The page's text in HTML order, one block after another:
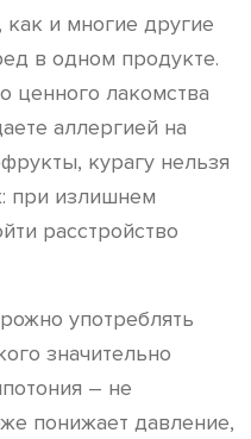
как и многие другие
в одном продукте.
ценного лакомства
аллергией на
курагу нельзя
при излишнем
расстройство
употреблять
значительно
– не
понижает давление,